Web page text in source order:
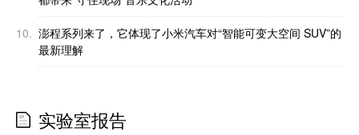
10. 澎程系列来了，它体现了小米汽车对“智能可变大空间 SUV”的
最新理解
实验室报告